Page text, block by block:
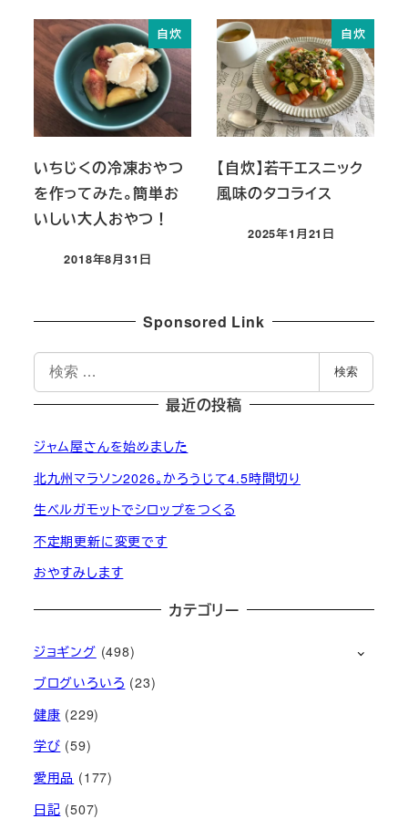
自炊
いちじくの冷凍おやつ
を作ってみた。簡単お
いしい大人おやつ！
投稿日
2018年8月31日
自炊
【自炊】若干エスニック
風味のタコライス
投稿日
2025年1月21日
Sponsored Link
検
索
検索
最近の投稿
ジャム屋さんを始めました
北九州マラソン2026。かろうじて4.5時間切り
生ベルガモットでシロップをつくる
不定期更新に変更です
おやすみします
カテゴリー
ジョギング (498)
ブログいろいろ (23)
健康 (229)
学び (59)
愛用品 (177)
日記 (507)